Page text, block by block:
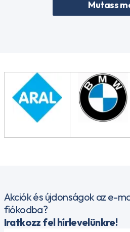
Mutass
Akciók és újdonságok az e-
fiókodba?
Iratkozz fel hírlevelünkre!